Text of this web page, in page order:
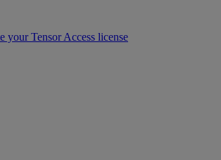
your Tensor Access license